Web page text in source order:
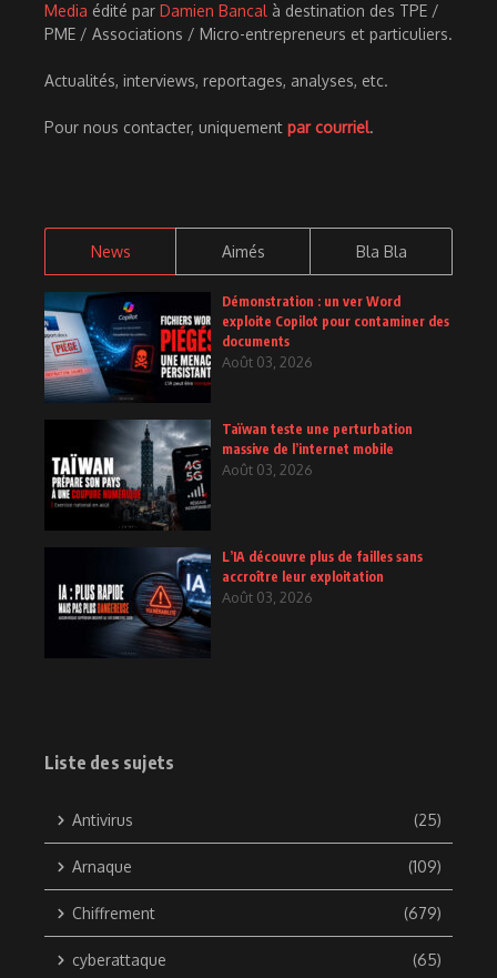
Media édité par Damien Bancal à destination des TPE /
PME / Associations / Micro-entrepreneurs et particuliers.
Actualités, interviews, reportages, analyses, etc.
Pour nous contacter, uniquement par courriel.
News Aimés Bla Bla
Démonstration : un ver Word
exploite Copilot pour contaminer des
documents
Août 03, 2026
Taïwan teste une perturbation
massive de l’internet mobile
Août 03, 2026
L’IA découvre plus de failles sans
accroître leur exploitation
Août 03, 2026
Liste des sujets
Antivirus (25)
Arnaque (109)
Chiffrement (679)
cyberattaque (65)